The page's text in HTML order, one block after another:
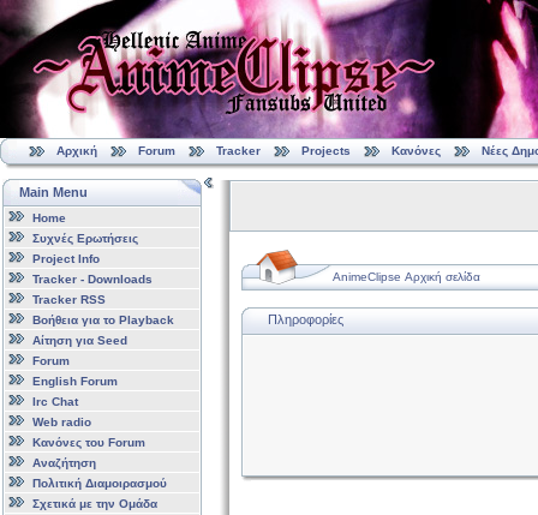
Αρχική Forum Tracker Projects Κανόνες Νέες
Main Menu
Home
Συχνές Ερωτήσεις
Project Info
Tracker - Downloads
Tracker RSS
Βοήθεια για το Playback
Αίτηση για Seed
Forum
English Forum
Irc Chat
Web radio
Κανόνες του Forum
Αναζήτηση
Πολιτική Διαμοιρασμού
Σχετικά με την Ομάδα
AnimeClipse Αρχική σελίδα
Πληροφορίες